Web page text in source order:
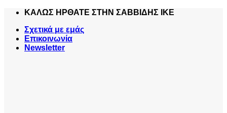
Skip
content
ΚΑΛΩΣ ΗΡΘΑΤΕ ΣΤΗΝ ΣΑΒΒΙΔΗΣ ΙΚΕ
Σχετικά με εμάς
Επικοινωνία
Newsletter